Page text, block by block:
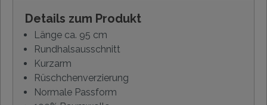
Details zum Produkt
Länge ca. 95 cm
Rundhalsausschnitt
Kurzarm
Rüschchenverzierung
Normale Passform